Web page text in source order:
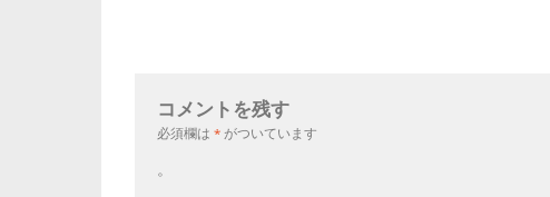
コメントを残す
必須欄は * がついています
。